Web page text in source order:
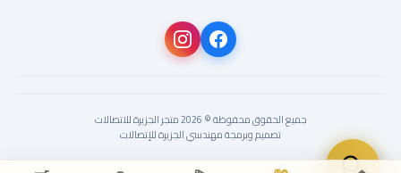
جميع الحقوق محفوظة © 2026 متجر الجزيرة للاتصالات
تصميم وبرمجة مهندسي الجزيرة للإتصالات